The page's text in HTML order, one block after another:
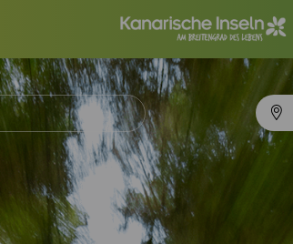
Menú
navigation
La
Gomera